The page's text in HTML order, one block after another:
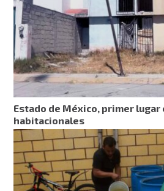
Estado de México, primer
habitacionales